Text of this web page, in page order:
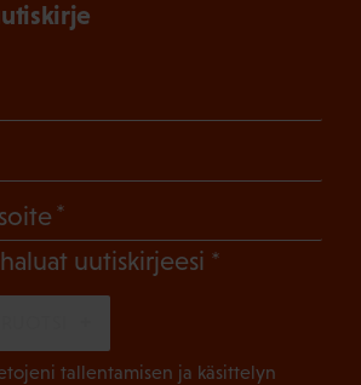
uutiskirjeesi (Pakollinen)
tallentamisen ja käsittelyn